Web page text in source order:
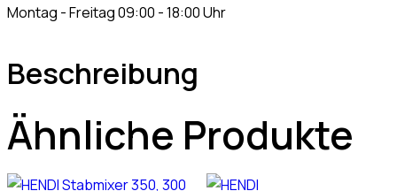
Montag - Freitag 09:00 - 18:00 Uhr
Beschreibung
Ähnliche Produkte